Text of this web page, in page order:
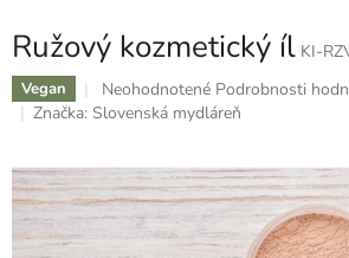
Ružový kozmetický íl KI-
Vegan
Priemerné
hodnotenie
0,0
z
5
hviezdičiek.
Neohodnotené Podrobnosti
Značka: Slovenská mydláreň